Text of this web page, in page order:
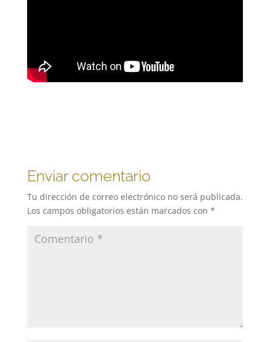
Enviar comentario
Tu dirección de correo electrónico no será publicada.
Los campos obligatorios están marcados con *